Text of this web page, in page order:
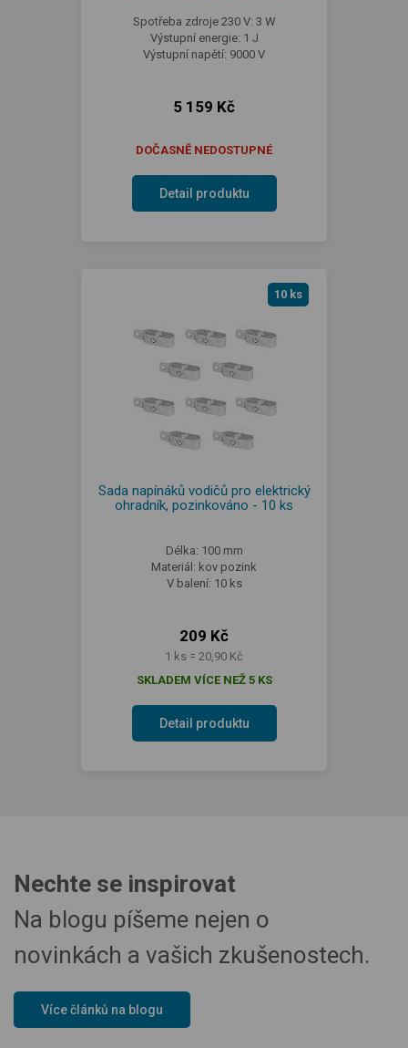
Spotřeba zdroje 230 V: 3 W
Výstupní energie: 1 J
Výstupní napětí: 9000 V
5 159 Kč
DOČASNĚ NEDOSTUPNÉ
Detail produktu
10 ks
Sada napínáků vodičů pro elektrický
ohradník, pozinkováno - 10 ks
Délka: 100 mm
Materiál: kov pozink
V balení: 10 ks
209 Kč
1 ks = 20,90 Kč
SKLADEM VÍCE NEŽ 5 KS
Detail produktu
Nechte se inspirovat
Na blogu píšeme nejen o
novinkách a vašich zkušenostech.
Více článků na blogu